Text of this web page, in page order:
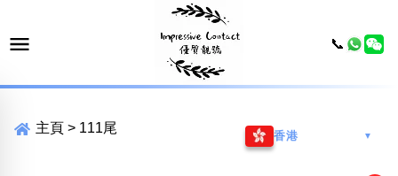
主頁 > 111尾
香港 ▼
📞